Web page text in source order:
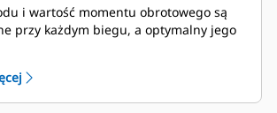
i wartość momentu obrotowego są
przy każdym biegu, a optymalny jego
do długich płaskich dróg
które poprawiają o 6% wskaźnik